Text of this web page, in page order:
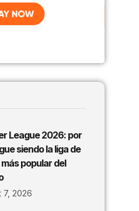
League 2026: por
siendo la liga de
popular del
7, 2026